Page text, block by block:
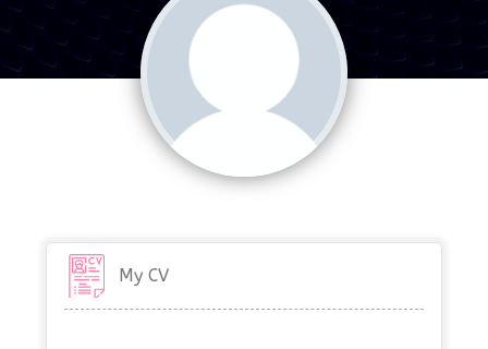
My CV